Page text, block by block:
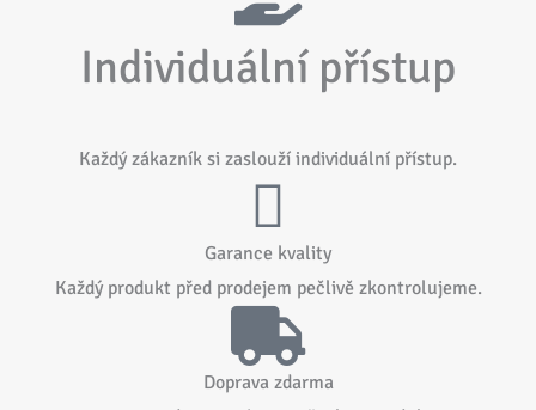
Individuální přístup
Každý zákazník si zaslouží individuální přístup.
Garance kvality
Každý produkt před prodejem pečlivě zkontrolujeme.
Doprava zdarma